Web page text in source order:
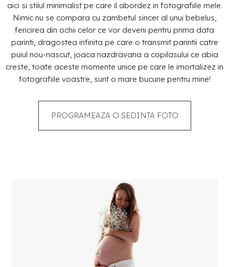
aici si stilul minimalist pe care il abordez in fotografiile mele.
Nimic nu se compara cu zambetul sincer al unui bebelus,
fericirea din ochii celor ce vor deveni pentru prima data
parinti, dragostea infinita pe care o transmit parintii catre
puiul nou-nascut, joaca nazdravana a copilasului ce abia
creste, toate aceste momente unice pe care le imortalizez in
fotografiile voastre, sunt o mare bucurie pentru mine!
PROGRAMEAZA O SEDINTA FOTO